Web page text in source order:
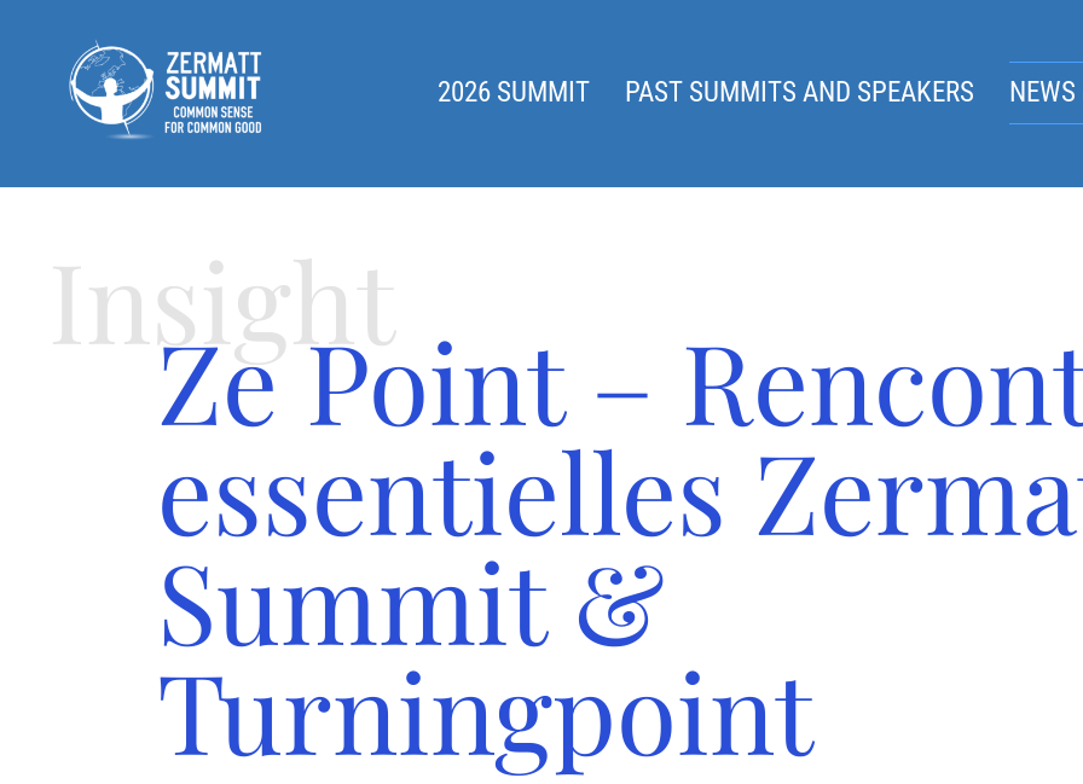
2026 SUMMIT PAST SUMMITS AND SPEAKERS
Insight
Ze Point –
essentielles
Summit &
Turningpoint